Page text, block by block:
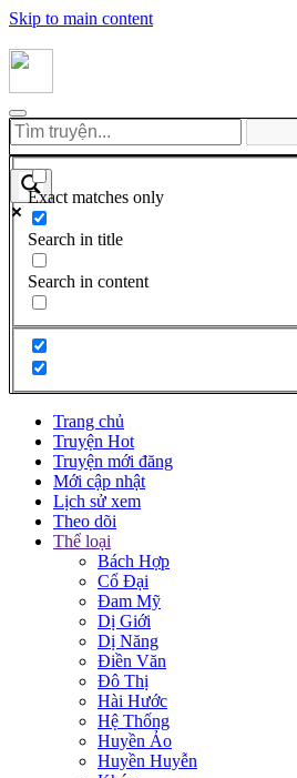
Skip to main content
Exact matches only
Search in title
Search in content
Trang chủ
Truyện Hot
Truyện mới đăng
Mới cập nhật
Lịch sử xem
Theo dõi
Thể loại
Bách Hợp
Cổ Đại
Đam Mỹ
Dị Giới
Dị Năng
Điền Văn
Đô Thị
Hài Hước
Hệ Thống
Huyền Ảo
Huyền Huyễn